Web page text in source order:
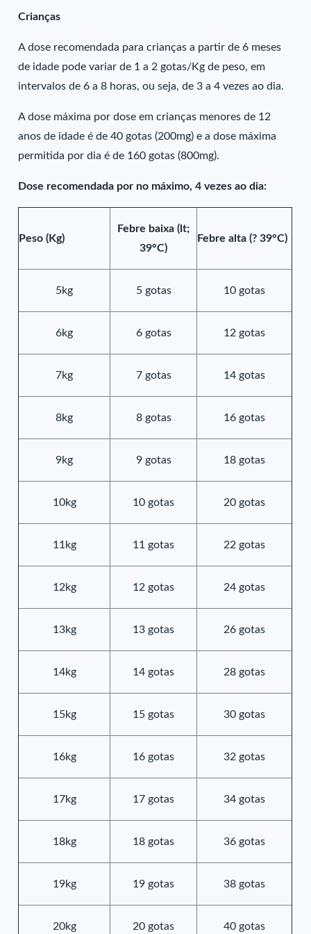
Crianças
A dose recomendada para crianças a partir de 6 meses
de idade pode variar de 1 a 2 gotas/Kg de peso, em
intervalos de 6 a 8 horas, ou seja, de 3 a 4 vezes ao dia.
A dose máxima por dose em crianças menores de 12
anos de idade é de 40 gotas (200mg) e a dose máxima
permitida por dia é de 160 gotas (800mg).
Dose recomendada por no máximo, 4 vezes ao dia:
Peso (Kg)
Febre baixa (lt;
39°C)
Febre alta (? 39°C)
5kg 5 gotas 10 gotas
6kg 6 gotas 12 gotas
7kg 7 gotas 14 gotas
8kg 8 gotas 16 gotas
9kg 9 gotas 18 gotas
10kg 10 gotas 20 gotas
11kg 11 gotas 22 gotas
12kg 12 gotas 24 gotas
13kg 13 gotas 26 gotas
14kg 14 gotas 28 gotas
15kg 15 gotas 30 gotas
16kg 16 gotas 32 gotas
17kg 17 gotas 34 gotas
18kg 18 gotas 36 gotas
19kg 19 gotas 38 gotas
20kg 20 gotas 40 gotas